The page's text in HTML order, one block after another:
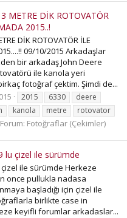
METRE DİK ROTOVATÖR
2015..!
DİK ROTOVATÖR İLE
09/10/2015 Arkadaşlar
bir arkadaş John Deere
ile kanola yeri
fotoğraf çektim. Şimdi de...
2015 6330
deere
kanola metre
rotovator
Forum: Fotoğraflar (Çekimler)
lu çizel ile sürümde
çizel ile sürümde Herkeze
once pullukla nadasa
başladığı için çizel ile
birlikte case in
keyifli forumlar arkadaslar...